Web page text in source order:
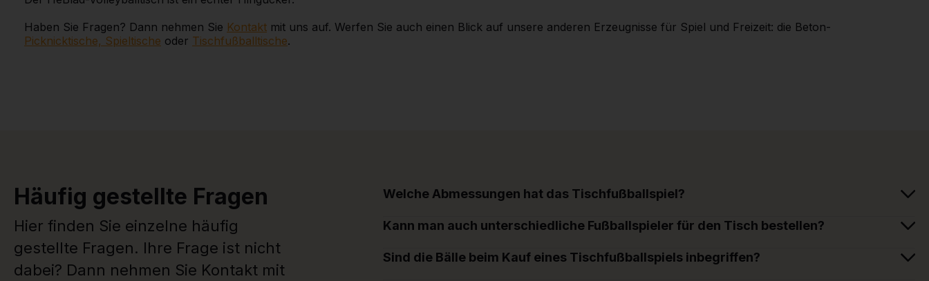
Haben Sie Fragen? Dann nehmen Sie Kontakt mit uns auf. Werfen Sie auch einen Blick auf unsere anderen Erzeugnisse für Spiel und Freizeit: die Beton-
Picknicktische, Spieltische oder Tischfußballtische.
Häufig gestellte Fragen
Hier finden Sie einzelne häufig
gestellte Fragen. Ihre Frage ist nicht
dabei? Dann nehmen Sie Kontakt mit
Welche Abmessungen hat das Tischfußballspiel?
Kann man auch unterschiedliche Fußballspieler für den Tisch bestellen?
Sind die Bälle beim Kauf eines Tischfußballspiels inbegriffen?